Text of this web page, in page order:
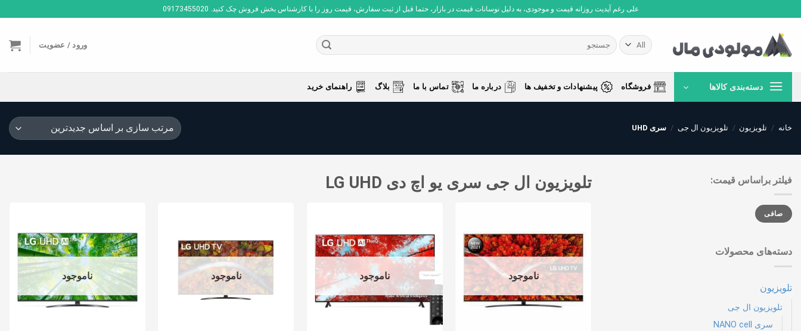
to
content
علی رغم آپدیت روزانه قیمت و موجودی، به دلیل نوسانات قیمت در بازار، حتما قبل از ثبت سفارش، قیمت روز را با کارشناس بخش فروش چک کنید. 09173455020
جستجو
برای:
ورود / عضویت
دسته‌بندی کالاها فروشگاه پیشنهادات و تخفیف ها درباره ما تماس با ما بلاگ راهنمای خرید
خانه / تلویزیون / تلویزیون ال جی / سری UHD
فیلتر براساس قیمت:
حداقل
قیمت
حداكثر
قيمتصافی
دسته‌های محصولات
تلویزیون
تلویزیون ال جی
سری NANO cell
تلویزیون ال جی سری یو اچ دی LG UHD
ناموجود ناموجود ناموجود ناموجود